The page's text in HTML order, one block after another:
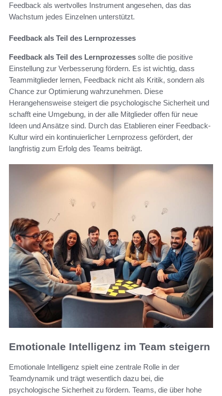
Feedback als wertvolles Instrument angesehen, das das
Wachstum jedes Einzelnen unterstützt.
Feedback als Teil des Lernprozesses
Feedback als Teil des Lernprozesses sollte die positive
Einstellung zur Verbesserung fördern. Es ist wichtig, dass
Teammitglieder lernen, Feedback nicht als Kritik, sondern als
Chance zur Optimierung wahrzunehmen. Diese
Herangehensweise steigert die psychologische Sicherheit und
schafft eine Umgebung, in der alle Mitglieder offen für neue
Ideen und Ansätze sind. Durch das Etablieren einer Feedback-
Kultur wird ein kontinuierlicher Lernprozess gefördert, der
langfristig zum Erfolg des Teams beiträgt.
Emotionale Intelligenz im Team steigern
Emotionale Intelligenz spielt eine zentrale Rolle in der
Teamdynamik und trägt wesentlich dazu bei, die
psychologische Sicherheit zu fördern. Teams, die über hohe